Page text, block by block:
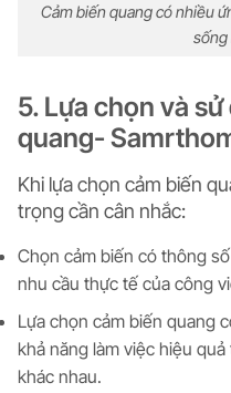
Cảm biến quang có nhiều
sống
5. Lựa chọn và
quang-
Khi lựa chọn cảm biến
trọng cần cân nhắc:
Chọn cảm biến có thông
nhu cầu thực tế của công
Lựa chọn cảm biến quang
khả năng làm việc hiệu
khác nhau.